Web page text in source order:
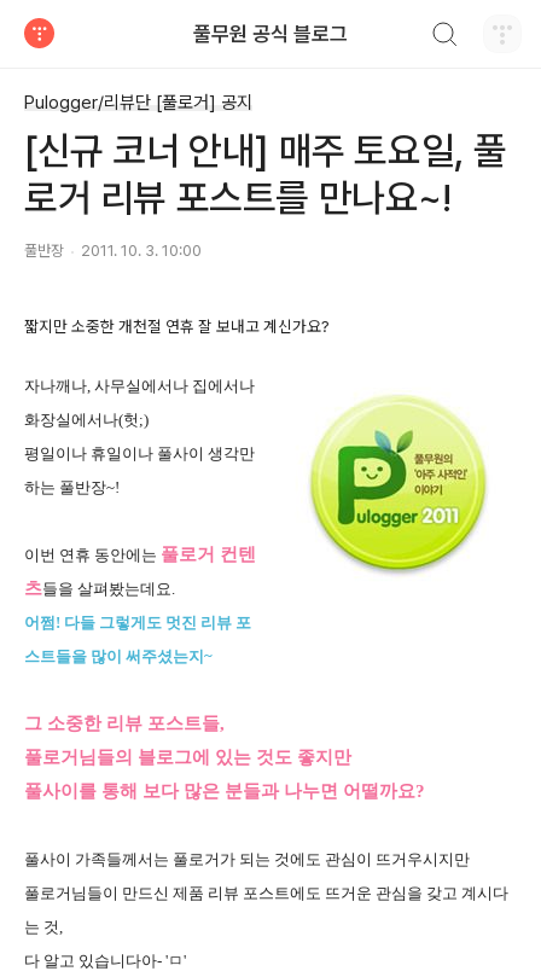
풀무원 공식 블로그
Pulogger/리뷰단 [풀로거] 공지
[신규 코너 안내] 매주 토요일, 풀
로거 리뷰 포스트를 만나요~!
풀반장 2011. 10. 3. 10:00
짧지만 소중한 개천절 연휴 잘 보내고 계신가요?
자나깨나, 사무실에서나 집에서나
화장실에서나(헛;)
평일이나 휴일이나 풀사이 생각만
하는 풀반장~!
이번 연휴 동안에는 풀로거 컨텐
츠들을 살펴봤는데요.
어쩜! 다들 그렇게도 멋진 리뷰 포
스트들을 많이 써주셨는지~
그 소중한 리뷰 포스트들,
풀로거님들의 블로그에 있는 것도 좋지만
풀사이를 통해 보다 많은 분들과 나누면 어떨까요?
풀사이 가족들께서는 풀로거가 되는 것에도 관심이 뜨거우시지만
풀로거님들이 만드신 제품 리뷰 포스트에도 뜨거운 관심을 갖고 계시다
는 것,
다 알고 있습니다아- 'ㅁ'